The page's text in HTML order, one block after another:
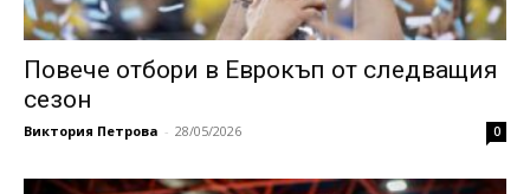
Повече отбори в Еврокъп от следващия
сезон
Виктория Петрова - 28/05/2026 0